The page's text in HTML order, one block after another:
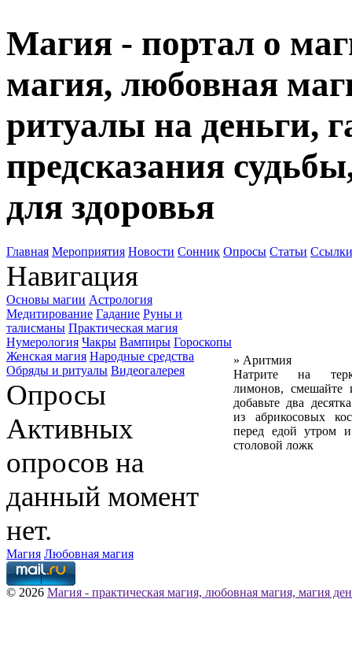
Магия - портал о
магия, любовная
ритуалы на деньги,
предсказания
для здоровья
Главная Мероприятия Новости Сонник Опросы Статьи Ссылки
Навигация
Основы магии Астрология
Медитирование Гадание Руны и
талисманы Практическая магия
Нумерология Чакры Вампиры Гороскопы
Женская магия Народные средства
Обряды и ритуалы Видеогалерея
Опросы
Активных
опросов на
данный момент
нет.
» Аритмия
Натрите на
лимонов, смешайте
добавьте два
из абрикосовых
перед едой утром
столовой ложк
Магия Любовная магия
© 2026 Магия - практическая магия, любовная магия, магия